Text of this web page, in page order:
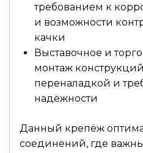
требованием к
и возможности
качки
Выставочное и
монтаж
переналадкой и
надёжности
Данный крепёж
соединений, где важны